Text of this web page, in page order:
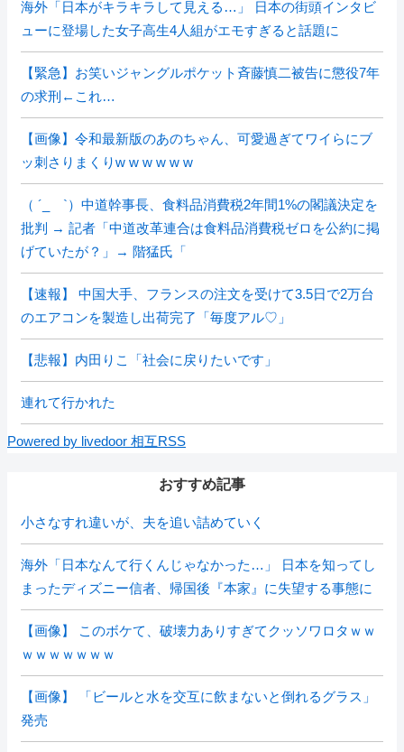
海外「日本がキラキラして見える…」 日本の街頭インタビ
ューに登場した女子高生4人組がエモすぎると話題に
【緊急】お笑いジャングルポケット斉藤慎二被告に懲役7年
の求刑←これ…
【画像】令和最新版のあのちゃん、可愛過ぎてワイらにブ
ッ刺さりまくりw w w w w w
（ ´_ゝ`）中道幹事長、食料品消費税2年間1%の閣議決定を
批判 → 記者「中道改革連合は食料品消費税ゼロを公約に掲
げていたが？」→ 階猛氏「
【速報】 中国大手、フランスの注文を受けて3.5日で2万台
のエアコンを製造し出荷完了「毎度アル♡」
【悲報】内田りこ「社会に戻りたいです」
連れて行かれた
Powered by livedoor 相互RSS
おすすめ記事
小さなすれ違いが、夫を追い詰めていく
海外「日本なんて行くんじゃなかった…」 日本を知ってし
まったディズニー信者、帰国後『本家』に失望する事態に
【画像】 このボケて、破壊力ありすぎてクッソワロタｗｗ
ｗｗｗｗｗｗｗ
【画像】 「ビールと水を交互に飲まないと倒れるグラス」
発売